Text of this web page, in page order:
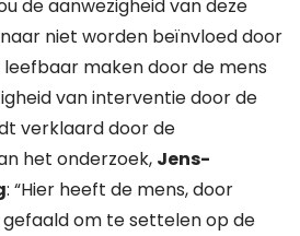
de aanwezigheid van deze
niet worden beïnvloed door
maken door de mens
van interventie door de
verklaard door de
het onderzoek, Jens-
: “Hier heeft de mens, door
om te settelen op de